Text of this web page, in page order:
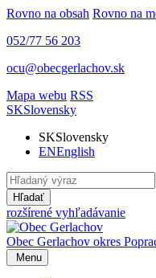
Rovno na obsah Rovno na
052/77 56 203
ocu@obecgerlachov.sk
Mapa webu RSS
SKSlovensky
SKSlovensky
ENEnglish
Hľadať
rozšírené vyhľadávanie
Obec Gerlachov okres
Menu